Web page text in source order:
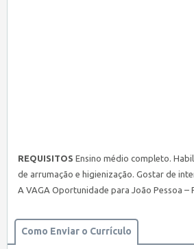
REQUISITOS Ensino médio completo.
de arrumação e higienização. Gostar de
A VAGA Oportunidade para João Pessoa –
Como Enviar o Currículo